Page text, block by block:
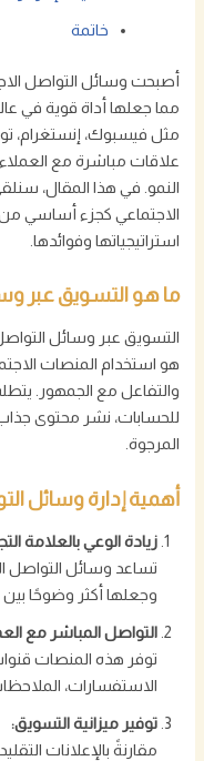
خاتمة
أصبحت وسائل التواصل
مما جعلها أداة قوية في
مثل فيسبوك، إنستغرام،
علاقات مباشرة مع العملاء،
النمو. في هذا المقال،
الاجتماعي كجزء أساسي من
استراتيجياتها وفوائدها.
ما هو التسويق عبر
هو استخدام المنصات
والتفاعل مع الجمهور.
للحسابات، نشر محتوى
المرجوة.
أهمية إدارة وسائل
زيادة الوعي بالعلامة
تساعد وسائل التواصل
وجعلها أكثر وضوحًا بين
التواصل المباشر مع
توفر هذه المنصات
الاستفسارات،
توفير ميزانية التسويق:
مقارنةً بالإعلانات